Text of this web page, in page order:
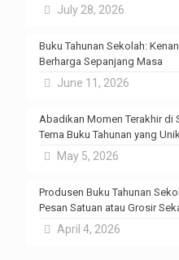
July 28, 2026
Buku Tahunan Sekolah:
Berharga Sepanjang Masa
June 11, 2026
Abadikan Momen Terakhir di
Tema Buku Tahunan yang
May 5, 2026
Produsen Buku Tahunan
Pesan Satuan atau Grosir
April 4, 2026